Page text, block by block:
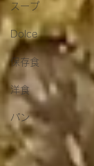
スープ
Dolce
保存食
洋食
パン